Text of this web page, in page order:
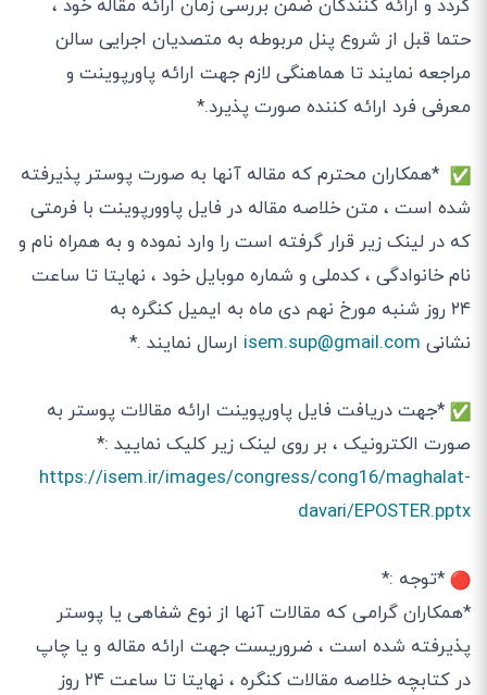
گردد و ارائه کنندگان ضمن بررسی زمان ارائه مقاله خود ،
حتما قبل از شروع پنل مربوطه به متصدیان اجرایی سالن
مراجعه نمایند تا هماهنگی لازم جهت ارائه پاورپوینت و
معرفی فرد ارائه کننده صورت پذیرد.*
*همکاران محترم که مقاله آنها به صورت پوستر پذیرفته
شده است ، متن خلاصه مقاله در فایل پاوورپوینت با فرمتی
که در لینک زیر قرار گرفته است را وارد نموده و به همراه نام و
نام خانوادگی ، کدملی و شماره موبایل خود ، نهایتا تا ساعت
۲۴ روز شنبه مورخ نهم دی ماه به ایمیل کنگره به
نشانی isem.sup@gmail.com ارسال نمایند .*
️ *جهت دریافت فایل پاورپوینت ارائه مقالات پوستر به
صورت الکترونیک ، بر روی لینک زیر کلیک نمایید :*
https://isem.ir/images/congress/cong16/maghalat-
davari/EPOSTER.pptx
*توجه :*
*همکاران گرامی که مقالات آنها از نوع شفاهی یا پوستر
پذیرفته شده است ، ضروریست جهت ارائه مقاله و یا چاپ
در کتابچه خلاصه مقالات کنگره ، نهایتا تا ساعت ۲۴ روز